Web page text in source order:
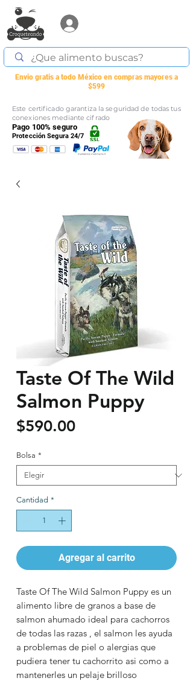
Envio gratis a todo México en compras mayores a
$599
Este certificado garantiza la seguridad de todas tus
conexiones mediante cifrado
Pago 100% seguro
Protección Segura 24/7
Taste Of The Wild
Salmon Puppy
$590.00Precio
Bolsa *
Cantidad *
Agregar al carrito
Taste Of The Wild Salmon Puppy es un
alimento libre de granos a base de
salmon ahumado ideal para cachorros
de todas las razas , el salmon les ayuda
a problemas de piel o alergias que
pudiera tener tu cachorrito asi como a
mantenerles un pelaje brilloso